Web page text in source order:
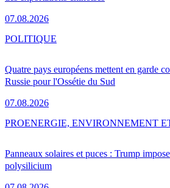
07.08.2026
Quatre pays européens mettent en garde
Russie pour l'Ossétie du Sud
07.08.2026
POLITIQUE
Panneaux solaires et puces : Trump
polysilicium
PROENERGIE, ENVIRONNEMENT